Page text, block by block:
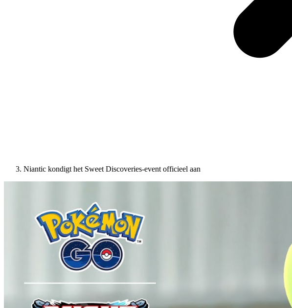
Niantic kondigt het Sweet Discoveries-event officieel aan